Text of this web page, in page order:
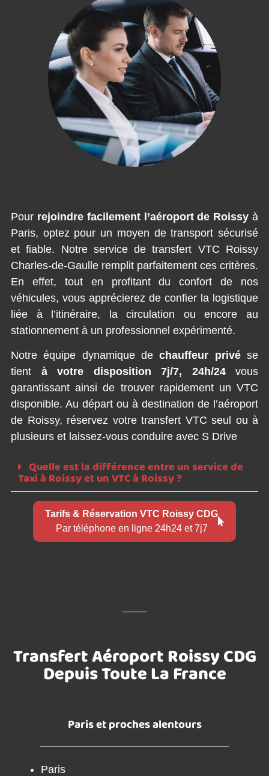
Pour rejoindre facilement l’aéroport de Roissy à
Paris, optez pour un moyen de transport sécurisé
et fiable. Notre service de transfert VTC Roissy
Charles-de-Gaulle remplit parfaitement ces critères.
En effet, tout en profitant du confort de nos
véhicules, vous apprécierez de confier la logistique
liée à l’itinéraire, la circulation ou encore au
stationnement à un professionnel expérimenté.
Notre équipe dynamique dechauffeur privése
tient à votre disposition 7j/7, 24h/24vous
garantissant ainsi de trouver rapidement un VTC
disponible. Au départ ou à destination de l’aéroport
de Roissy, réservez votre transfert VTC seul ou à
plusieurs et laissez-vous conduire avec S Drive
Quelle est la différence entre un service de
Taxi à Roissy et un VTC à Roissy ?
Tarifs & Réservation VTC Roissy CDG
Par téléphone en ligne 24h24 et 7j7
Transfert Aéroport Roissy CDG
Depuis Toute La France
Paris et proches alentours
Paris